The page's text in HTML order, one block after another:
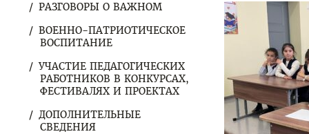
РАЗГОВОРЫ О ВАЖНОМ
ВОЕННО-ПАТРИОТИЧЕСКОЕ
ВОСПИТАНИЕ
УЧАСТИЕ ПЕДАГОГИЧЕСКИХ
РАБОТНИКОВ В КОНКУРСАХ,
ФЕСТИВАЛЯХ И ПРОЕКТАХ
ДОПОЛНИТЕЛЬНЫЕ
СВЕДЕНИЯ